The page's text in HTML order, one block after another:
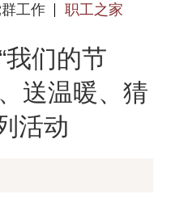
工作 职工之家
我们的节
送温暖、猜
活动